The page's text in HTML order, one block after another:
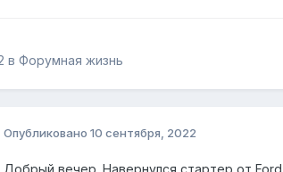
в Форумная жизнь
Опубликовано 10 сентября, 2022